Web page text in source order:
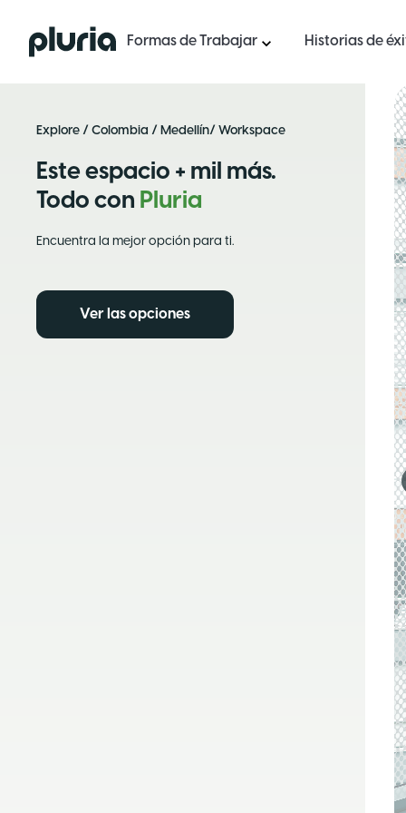
Logo Pluria Formas de Trabajar Historias de
Explore / Colombia / Medellín/ Workspace
Este espacio + mil más.
Todo con Pluria
Encuentra la mejor opción para ti.
Ver las opciones